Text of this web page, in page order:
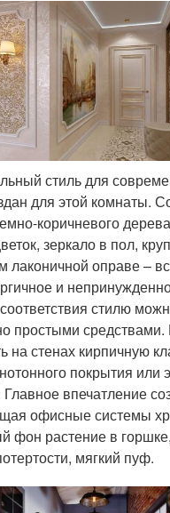
стиль для
для этой комнаты.
коричневого
зеркало в пол,
лаконичной оправе –
и
стилю
простыми средствами.
на стенах кирпичную
покрытия или
Главное впечатление
офисные системы
фон растение в
мягкий пуф.